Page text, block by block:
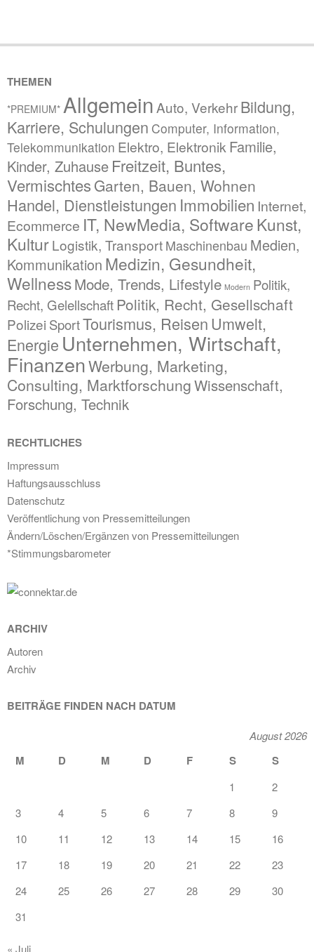
THEMEN
*PREMIUM* Allgemein Auto, VerkehrBildung,
Karriere, Schulungen Computer, Information,
Telekommunikation Elektro, Elektronik Familie,
Kinder, Zuhause Freitzeit, Buntes,
Vermischtes Garten, Bauen, Wohnen
Handel, Dienstleistungen Immobilien Internet,
Ecommerce IT, NewMedia, SoftwareKunst,
KulturLogistik, TransportMaschinenbau Medien,
Kommunikation Medizin, Gesundheit,
WellnessMode, Trends, Lifestyle Modern Politik,
Recht, Gelellschaft Politik, Recht, Gesellschaft
Polizei SportTourismus, Reisen Umwelt,
Energie Unternehmen, Wirtschaft,
FinanzenWerbung, Marketing,
Consulting, MarktforschungWissenschaft,
Forschung, Technik
RECHTLICHES
Impressum
Haftungsausschluss
Datenschutz
Veröffentlichung von Pressemitteilungen
Ändern/Löschen/Ergänzen von Pressemitteilungen
*Stimmungsbarometer
ARCHIV
Autoren
Archiv
BEITRÄGE FINDEN NACH DATUM
August 2026
M D M D F S S
1
2
3
4 5 6 7 8
9
10
11 12 13 14 15
16
17
18 19 20 21 22
23
24
25 26 27 28 29
30
31
« Juli